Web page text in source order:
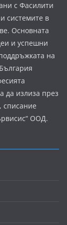
с Фасилити
системите в
Основната
и успешни
на
да излиза през
списание
ООД.